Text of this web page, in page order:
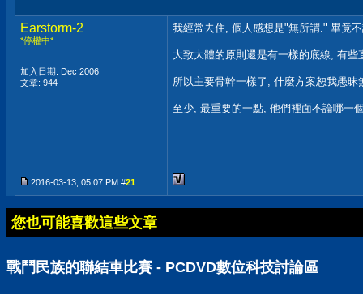
Earstorm-2
*停權中*
加入日期: Dec 2006
文章: 944
我經常去住, 個人感想是"無所謂." 畢竟
大致大體的原則還是有一樣的底線, 有
所以主要骨幹一樣了, 什麼方案恕我愚
至少, 最重要的一點, 他們裡面不論哪一
2016-03-13, 05:07 PM #21
您也可能喜歡這些文章
戰鬥民族的聯結車比賽 - PCDVD數位科技討論區